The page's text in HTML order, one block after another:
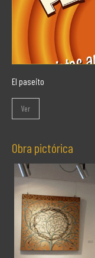
El paseito
Ver
Obra pictórica